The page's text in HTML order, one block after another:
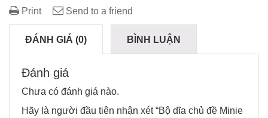
Print Send to a friend
ĐÁNH GIÁ (0) BÌNH LUẬN
Đánh giá
Chưa có đánh giá nào.
Hãy là người đầu tiên nhận xét “Bộ dĩa chủ đề Minie